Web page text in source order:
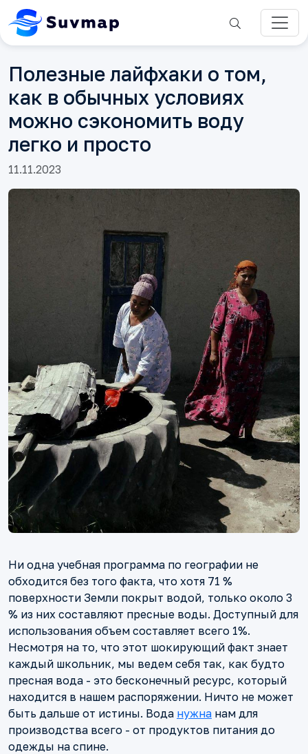
Полезные лайфхаки о том,
как в обычных условиях
можно сэкономить воду
легко и просто
11.11.2023
Ни одна учебная программа по географии не
обходится без того факта, что хотя 71 %
поверхности Земли покрыт водой, только около 3
% из них составляют пресные воды. Доступный для
использования объем составляет всего 1%.
Несмотря на то, что этот шокирующий факт знает
каждый школьник, мы ведем себя так, как будто
пресная вода - это бесконечный ресурс, который
находится в нашем распоряжении. Ничто не может
быть дальше от истины. Вода нужна нам для
производства всего - от продуктов питания до
одежды на спине.